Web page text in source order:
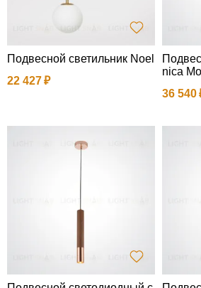
Подвесной светильник Noel
22 427
nica
36 540